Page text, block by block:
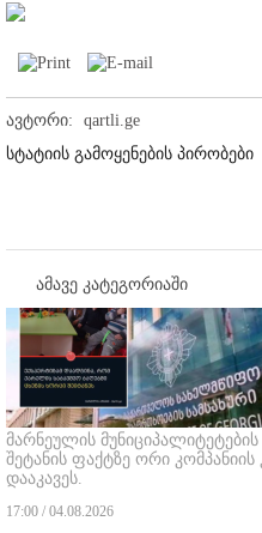
ავტორი:
qartli.ge
სტატიის გამოყენების პირობები
ამავე კატეგორიაში
მარნეულის
შეტანის ფაქტზე ორი
დააკავეს.
17:00 / 04.08.2026